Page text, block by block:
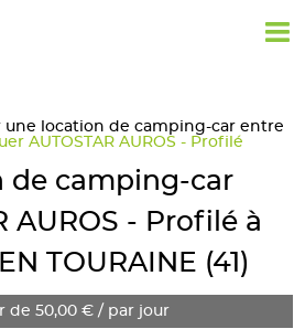
une location de camping-car entre
AUTOSTAR AUROS - Profilé
de camping-car
AUROS - Profilé à
TOURAINE (41)
de 50,00 € / par jour